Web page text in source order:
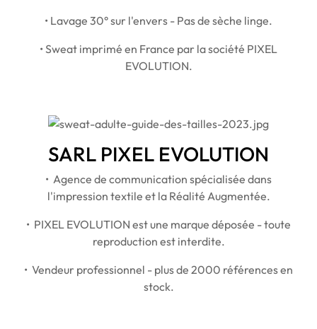
• Lavage 30° sur l'envers - Pas de sèche linge.
• Sweat imprimé en France par la société PIXEL
EVOLUTION.
SARL PIXEL EVOLUTION
• Agence de communication spécialisée dans
l'impression textile et la Réalité Augmentée.
• PIXEL EVOLUTION est une marque déposée - toute
reproduction est interdite.
• Vendeur professionnel - plus de 2000 références en
stock.